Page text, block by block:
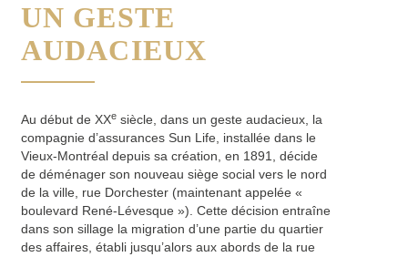
UN GESTE
AUDACIEUX
Au début de XXe siècle, dans un geste audacieux, la
compagnie d’assurances Sun Life, installée dans le
Vieux-Montréal depuis sa création, en 1891, décide
de déménager son nouveau siège social vers le nord
de la ville, rue Dorchester (maintenant appelée «
boulevard René-Lévesque »). Cette décision entraîne
dans son sillage la migration d’une partie du quartier
des affaires, établi jusqu’alors aux abords de la rue